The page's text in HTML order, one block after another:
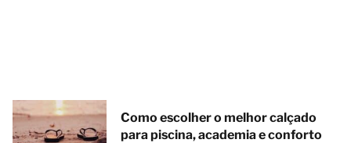
Como escolher o melhor calçado
para piscina, academia e conforto